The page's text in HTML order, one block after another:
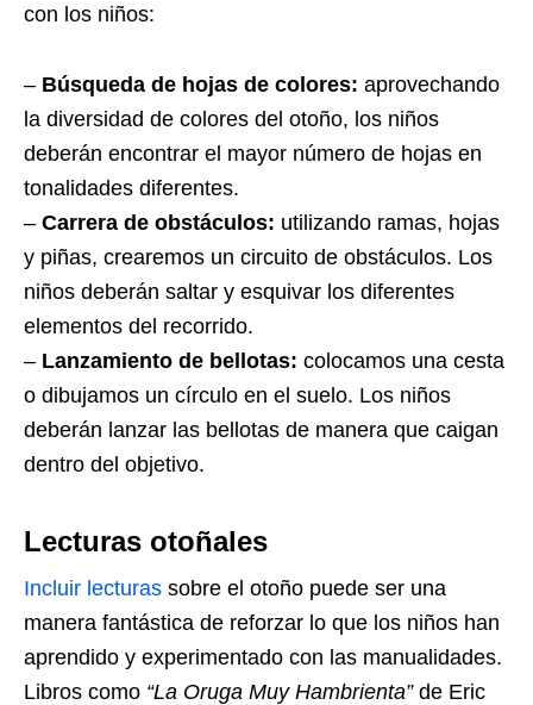
con los niños:
– Búsqueda de hojas de colores: aprovechando
la diversidad de colores del otoño, los niños
deberán encontrar el mayor número de hojas en
tonalidades diferentes.
– Carrera de obstáculos: utilizando ramas, hojas
y piñas, crearemos un circuito de obstáculos. Los
niños deberán saltar y esquivar los diferentes
elementos del recorrido.
– Lanzamiento de bellotas: colocamos una cesta
o dibujamos un círculo en el suelo. Los niños
deberán lanzar las bellotas de manera que caigan
dentro del objetivo.
Lecturas otoñales
Incluir lecturas sobre el otoño puede ser una
manera fantástica de reforzar lo que los niños han
aprendido y experimentado con las manualidades.
Libros como “La Oruga Muy Hambrienta”de Eric